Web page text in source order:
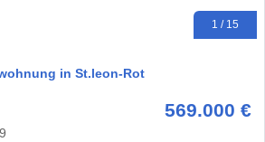
1 / 15
in St.leon-Rot
569.000 €